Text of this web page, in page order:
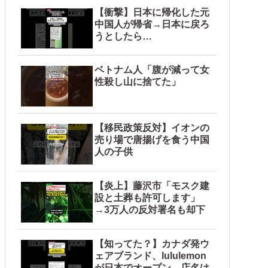
【衝撃】日本に帰化した元
中国人が帰省→日本に戻ろ
うとしたら…
ベトナム人「腹が減って女
性殺し山に捨てた」
【移民政策反対】イオンの
売り場で唐揚げを食う中国
人の子供
【炎上】藤沢市「モスク建
設と土葬も許可します」
→3万人の反対署名も却下
【知ってた？】カナダ発ウ
ェアブランド、lululemon